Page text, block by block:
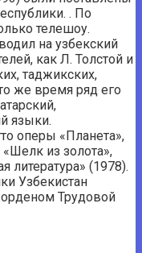
. По
телешоу.
на узбекский
как Л. Толстой и
таджикских,
же время ряд его
языки.
оперы «Планета»,
из золота»,
литература» (1978).
Узбекистан
Трудовой